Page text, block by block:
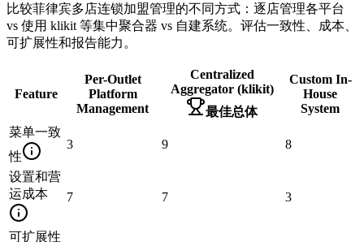
比较菲律宾多店连锁加盟管理的不同方式：逐店管理各平台
vs 使用 klikit 等集中聚合器 vs 自建系统。评估一致性、成本、
可扩展性和报告能力。
Feature
Per-Outlet
Platform
Management
Centralized
Aggregator (klikit)
最佳总体
Custom In-
House
System
菜单一致
性
3 9 8
设置和营
运成本
7 7 3
可扩展性